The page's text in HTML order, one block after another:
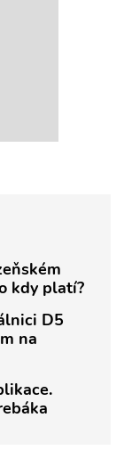
kdy platí?
D5
na